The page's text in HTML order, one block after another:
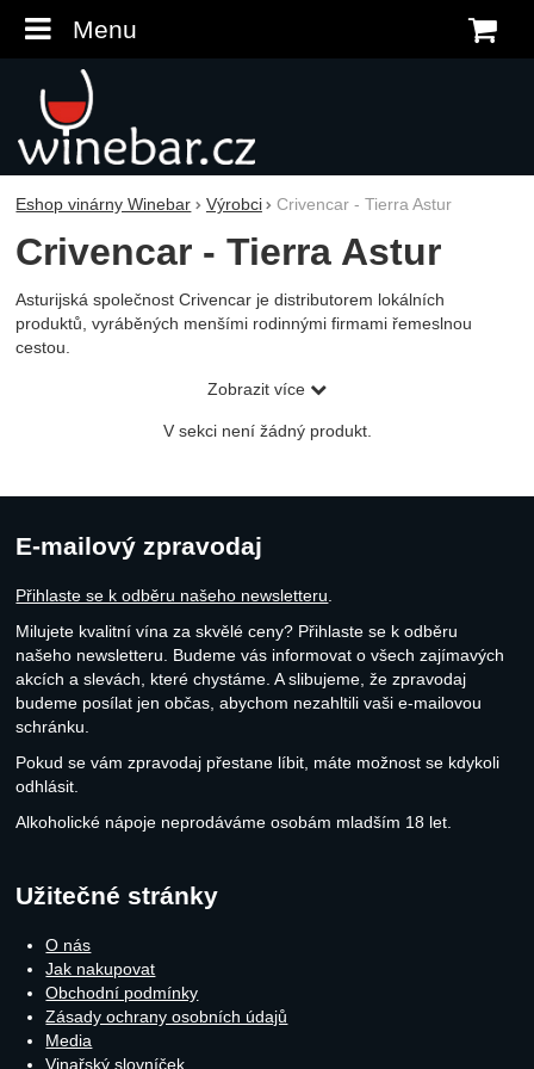
Menu
Eshop vinárny Winebar Výrobci Crivencar - Tierra Astur
Crivencar - Tierra Astur
Asturijská společnost Crivencar je distributorem lokálních
produktů, vyráběných menšími rodinnými firmami řemeslnou
cestou.
Asturijská společnost Crivencar je distributorem lokálních
Zobrazit více
V sekci není žádný produkt.
E-mailový zpravodaj
Přihlaste se k odběru našeho newsletteru
Milujete kvalitní vína za skvělé ceny? Přihlaste se k odběru
našeho newsletteru. Budeme vás informovat o všech zajímavých
akcích a slevách, které chystáme. A slibujeme, že zpravodaj
budeme posílat jen občas, abychom nezahltili vaši e-mailovou
schránku.
Pokud se vám zpravodaj přestane líbit, máte možnost se kdykoli
odhlásit.
Alkoholické nápoje neprodáváme osobám mladším 18 let.
Užitečné stránky
O nás
Jak nakupovat
Obchodní podmínky
Zásady ochrany osobních údajů
Media
Vinařský slovníček